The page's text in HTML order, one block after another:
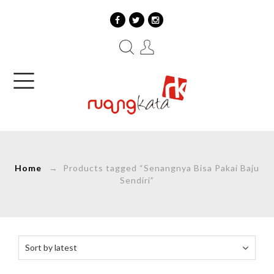
Home → Products tagged “Senangnya Bisa Pakai Baju
Sendiri”